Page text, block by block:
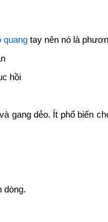
quang tay nên nó là
hồi
gang dẻo. Ít phổ biến
dòng.